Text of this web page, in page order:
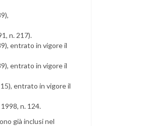
n. 217).
entrato in vigore il
entrato in vigore il
entrato in vigore il
n. 124.
già inclusi nel